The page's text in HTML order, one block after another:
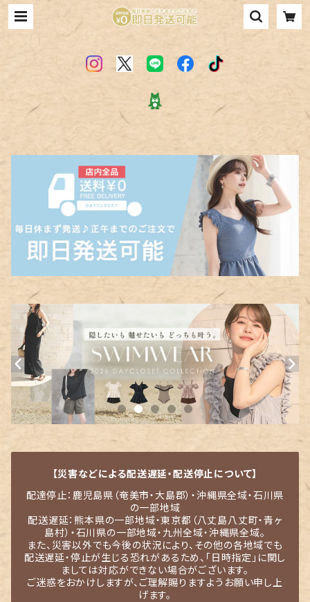
【災害などによる配送遅延・配送停止について】
配達停止：鹿児島県（奄美市・大島郡）・沖縄県全域・石川県
の一部地域
配送遅延：熊本県の一部地域・東京都（八丈島八丈町・青ヶ
島村）・石川県の一部地域・九州全域・沖縄県全域。
また、災害以外でも今後の状況により、その他の各地域でも
配送遅延・停止が生じる恐れがあるため、「日時指定」に関し
ましては対応ができない場合がございます。
ご迷惑をおかけしますが、ご理解賜りますようお願い申し上
げます。